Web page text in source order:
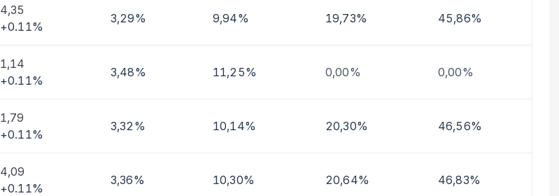
4,35
+0.11%
3,29% 9,94% 19,73% 45,86%
1,14
+0.11%
3,48% 11,25% 0,00% 0,00%
1,79
+0.11%
3,32% 10,14% 20,30% 46,56%
4,09
+0.11%
3,36% 10,30% 20,64% 46,83%